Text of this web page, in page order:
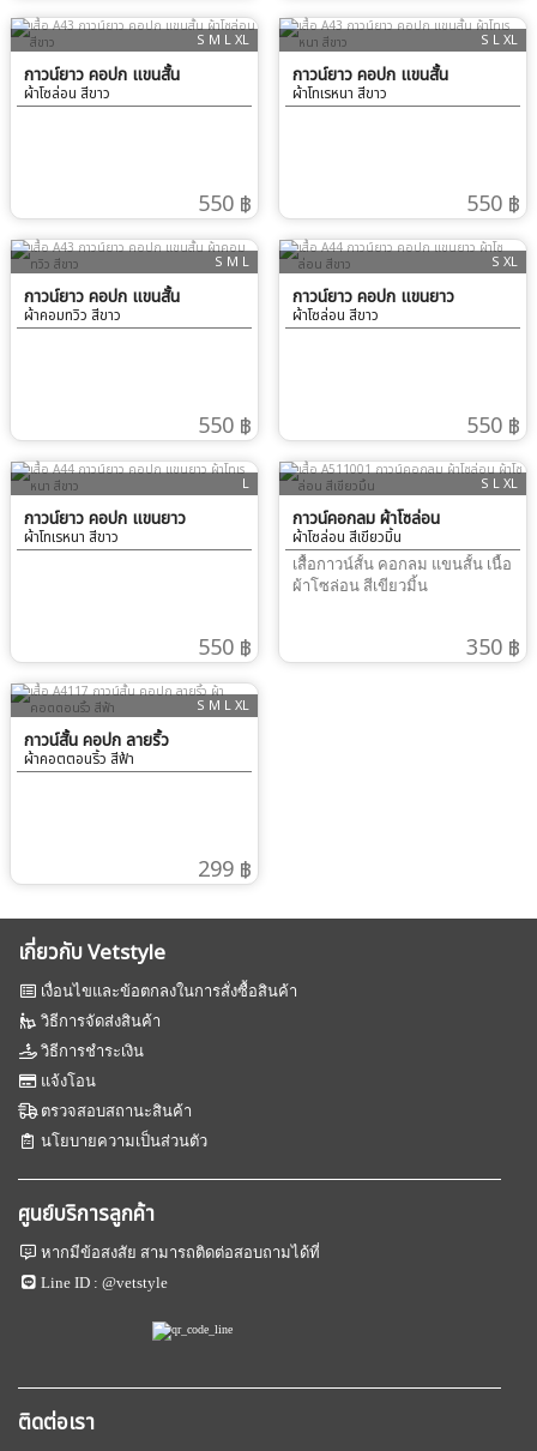
S M L XL
กาวน์ยาว คอปก แขนสั้น
ผ้าโซล่อน สีขาว
550 ฿
S L XL
กาวน์ยาว คอปก แขนสั้น
ผ้าโทเรหนา สีขาว
550 ฿
S M L
กาวน์ยาว คอปก แขนสั้น
ผ้าคอมทวิว สีขาว
550 ฿
S XL
กาวน์ยาว คอปก แขนยาว
ผ้าโซล่อน สีขาว
550 ฿
L
กาวน์ยาว คอปก แขนยาว
ผ้าโทเรหนา สีขาว
550 ฿
S L XL
กาวน์คอกลม ผ้าโซล่อน
ผ้าโซล่อน สีเขียวมิ้น
เสื้อกาวน์สั้น คอกลม แขนสั้น เนื้อ
ผ้าโซล่อน สีเขียวมิ้น
350 ฿
S M L XL
กาวน์สั้น คอปก ลายริ้ว
ผ้าคอตตอนริ้ว สีฟ้า
299 ฿
เกี่ยวกับ Vetstyle
เงื่อนไขและข้อตกลงในการสั่งซื้อสินค้า
วิธีการจัดส่งสินค้า
วิธีการชำระเงิน
แจ้งโอน
ตรวจสอบสถานะสินค้า
นโยบายความเป็นส่วนตัว
ศูนย์บริการลูกค้า
หากมีข้อสงสัย สามารถติดต่อสอบถามได้ที่
Line ID :@vetstyle
ติดต่อเรา